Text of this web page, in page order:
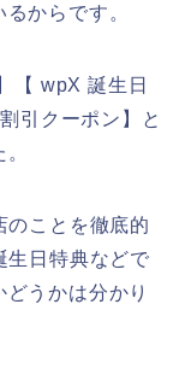
からです。
【 wpX 誕生日
引クーポン】と
のことを徹底的
生日特典などで
うかは分かり